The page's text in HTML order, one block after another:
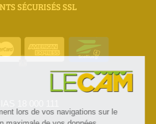
SÉCURISÉS SSL